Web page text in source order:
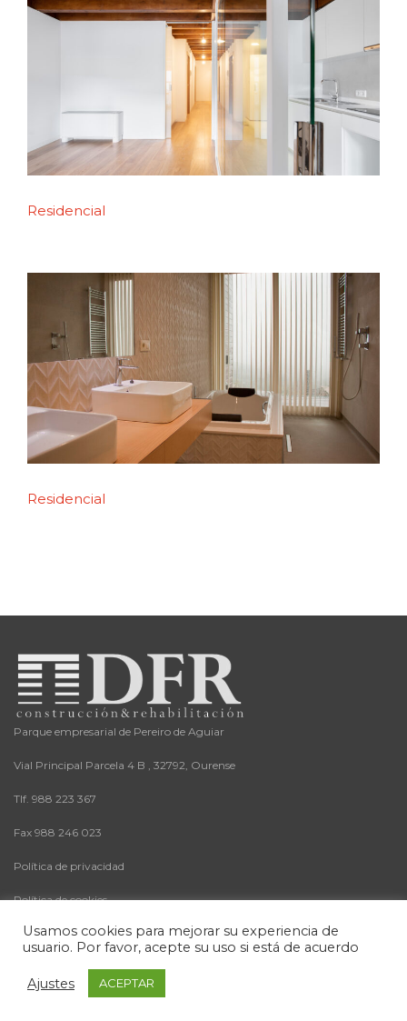
Residencial
Residencial
Parque empresarial de Pereiro de Aguiar
Vial Principal Parcela 4 B , 32792, Ourense
Tlf. 988 223 367
Fax 988 246 023
Política de privacidad
Política de cookies
Usamos cookies para mejorar su experiencia de
usuario. Por favor, acepte su uso si está de acuerdo
Ajustes ACEPTAR